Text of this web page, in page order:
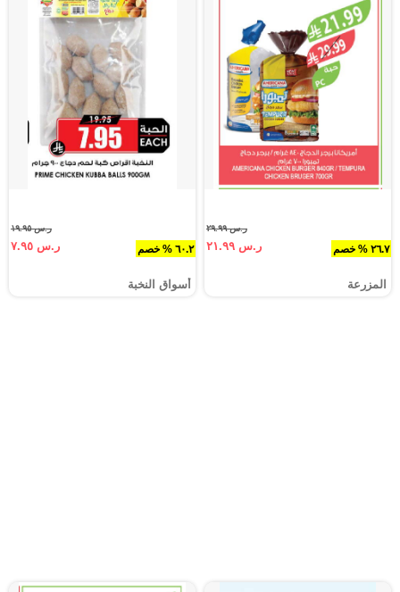
٢٦.٧ % خصم
ر.س ٢٩.٩٩
ر.س ٢١.٩٩
المزرعة
٦٠.٢ % خصم
ر.س ١٩.٩٥
ر.س ٧.٩٥
أسواق النخبة